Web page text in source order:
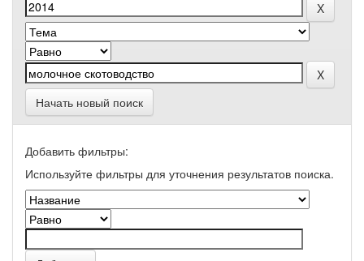
Начать новый поиск
Добавить фильтры:
Используйте фильтры для уточнения результатов поиска.